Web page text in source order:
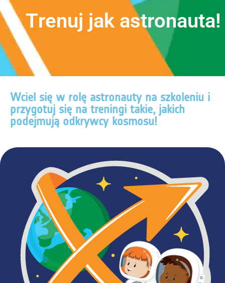
Trenuj jak astronauta!
Wciel się w rolę astronauty na szkoleniu i
przygotuj się na treningi takie, jakich
podejmują odkrywcy kosmosu!